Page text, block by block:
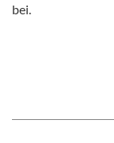
bei.